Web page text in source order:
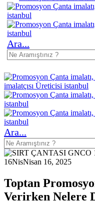
Ara...
Ara...
16NisNisan 16, 2025
Toptan
Verirken Nelere